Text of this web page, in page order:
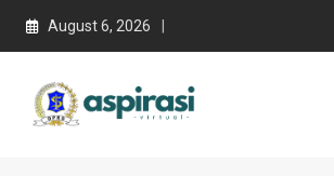
August 6, 2026